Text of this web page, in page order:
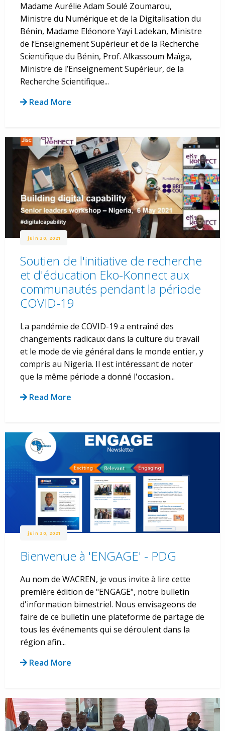
Madame Aurélie Adam Soulé Zoumarou,
Ministre du Numérique et de la Digitalisation du
Bénin, Madame Eléonore Yayi Ladekan, Ministre
de l’Enseignement Supérieur et de la Recherche
Scientifique du Bénin, Prof. Alkassoum Maïga,
Ministre de l’Enseignement Supérieur, de la
Recherche Scientifique...
Read More
juin 30, 2021
Soutien de l'initiative de recherche
et d'éducation Eko-Konnect aux
communautés pendant la période
COVID-19
La pandémie de COVID-19 a entraîné des
changements radicaux dans la culture du travail
et le mode de vie général dans le monde entier, y
compris au Nigeria. Il est intéressant de noter
que la même période a donné l'occasion...
Read More
juin 30, 2021
Bienvenue à 'ENGAGE' - PDG
Au nom de WACREN, je vous invite à lire cette
première édition de "ENGAGE", notre bulletin
d'information bimestriel. Nous envisageons de
faire de ce bulletin une plateforme de partage de
tous les événements qui se déroulent dans la
région afin...
Read More